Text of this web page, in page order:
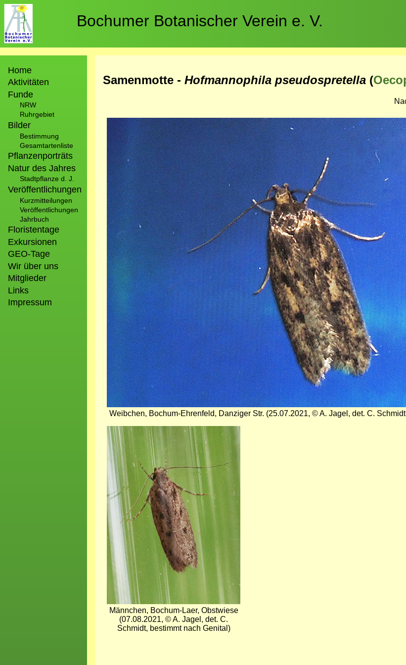
Direkt
zum
Inhalt
Bochumer Botanischer Verein e. V.
Home
Aktivitäten
Funde
NRW
Ruhrgebiet
Bilder
Bestimmung
Gesamtartenliste
Pflanzenporträts
Natur des Jahres
Stadtpflanze d. J.
Veröffentlichungen
Kurzmitteilungen
Veröffentlichungen
Jahrbuch
Floristentage
Exkursionen
GEO-Tage
Wir über uns
Mitglieder
Links
Impressum
Samenmotte - Hofmannophila pseudospretella (
Weibchen, Bochum-Ehrenfeld, Danziger Str. (25.07.2021, © A. Jagel, det. C.
Bild
Männchen, Bochum-Laer, Obstwiese
(07.08.2021, © A. Jagel, det. C.
Schmidt, bestimmt nach Genital)